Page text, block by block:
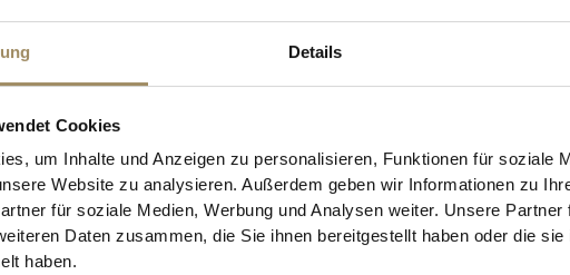
Details
Cookies
um Inhalte und Anzeigen zu personalisieren, Funktionen für soziale
Website zu analysieren. Außerdem geben wir Informationen zu
für soziale Medien, Werbung und Analysen weiter. Unsere
Daten zusammen, die Sie ihnen bereitgestellt haben oder die
haben.
P